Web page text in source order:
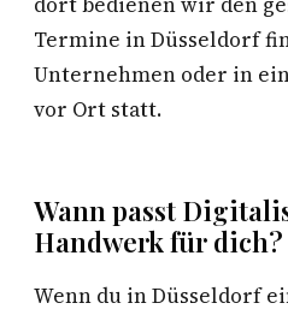
Termine in Düsseldorf
Unternehmen oder in
vor Ort statt.
Wann passt
Handwerk für dich?
Wenn du in Düsseldorf